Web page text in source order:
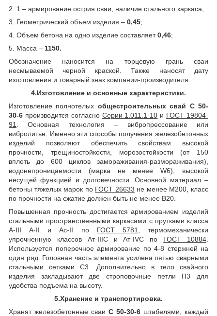
2. 1 – армирование острия сваи, наличие стального каркаса;
3. Геометрический объем изделия – 0,45;
4. Объем бетона на одно изделие составляет0,46;
5. Масса – 1150.
Обозначение наносится на торцевую грань сваи
несмываемой черной краской. Также наносят дату
изготовления и товарный знак компании-производителя.
4.Изготовление и основные характеристики.
Изготовление полнотелых общестроительных свай С 50-
30-6 производится согласно Серии 1.011.1-10 и ГОСТ 19804-
91
. Основная технология – вибропрессование или
вибролитье. Именно эти способы получения железобетонных
изделий позволяют обеспечить свойствам высокой
прочности, трещиностойкости, морозостойкости (от 150
вплоть до 600 циклов замораживания-размораживания),
водонепроницаемости (марка не менее W6), высокой
несущей функцией и долговечности. Основной материал –
бетоны тяжелых марок по ГОСТ 26633 не менее М200, класс
по прочности на сжатие должен быть не менее В20.
Повышенная прочность достигается армированием изделий
стальными пространственными каркасами с прутками класса
А-III А-II и Ас-II по ГОСТ 5781
, термомеханически
упрочненную классов Ат-IIIC и Ат-IVС по ГОСТ 10884
Используется поперечное армирование по 4-8 стержней на
один ряд. Головная часть элемента усилена пятью сварными
стальными сетками С3. Дополнительно в тело свайного
изделия закладывают две строповочные петли П3 для
удобства подъема на высоту.
5.Хранение и транспортировка.
Хранят железобетонные сваи С 50-30-6 штабелями, каждый